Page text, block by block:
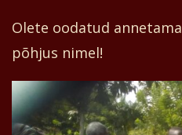
Olete oodatud annetama
põhjus nimel!